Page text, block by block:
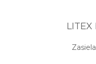
LITEX